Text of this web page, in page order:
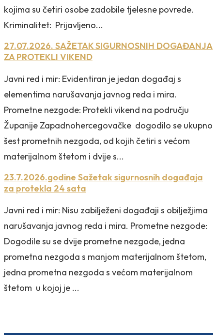
kojima su četiri osobe zadobile tjelesne povrede.
Kriminalitet: Prijavljeno...
27.07.2026. SAŽETAK SIGURNOSNIH DOGAĐANJA
ZA PROTEKLI VIKEND
Javni red i mir: Evidentiran je jedan događaj s
elementima narušavanja javnog reda i mira.
Prometne nezgode: Protekli vikend na području
Županije Zapadnohercegovačke dogodilo se ukupno
šest prometnih nezgoda, od kojih četiri s većom
materijalnom štetom i dvije s...
23.7.2026.godine Sažetak sigurnosnih događaja
za protekla 24 sata
Javni red i mir: Nisu zabilježeni događaji s obilježjima
narušavanja javnog reda i mira. Prometne nezgode:
Dogodile su se dvije prometne nezgode, jedna
prometna nezgoda s manjom materijalnom štetom,
jedna prometna nezgoda s većom materijalnom
štetom u kojoj je ...